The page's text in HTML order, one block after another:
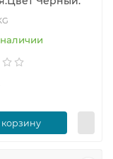
корзину